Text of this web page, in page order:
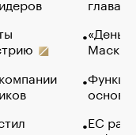
Маск в
основ
ЕС